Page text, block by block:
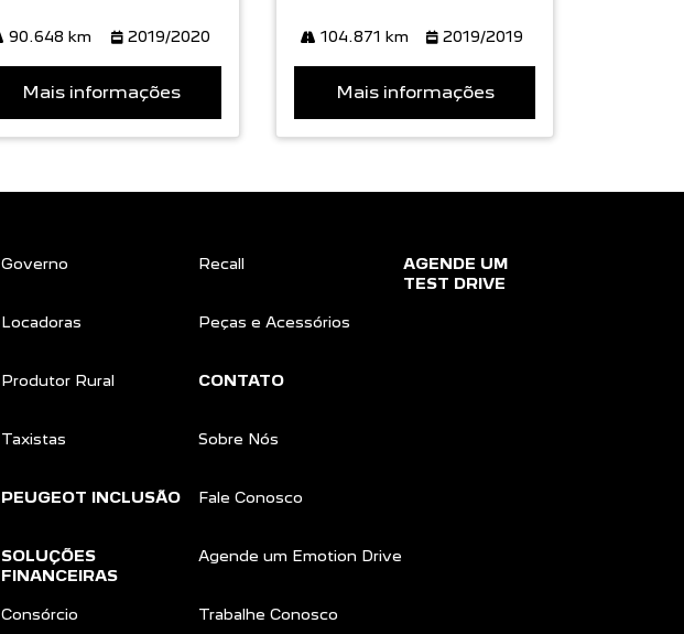
90.648 km 2019/2020
Mais informações
104.871 km 2019/2019
Mais informações
Governo
Locadoras
Produtor Rural
Taxistas
PEUGEOT INCLUSÃO
SOLUÇÕES
FINANCEIRAS
Consórcio
Recall
Peças e Acessórios
CONTATO
Sobre Nós
Fale Conosco
Agende um Emotion Drive
Trabalhe Conosco
AGENDE UM
TEST DRIVE